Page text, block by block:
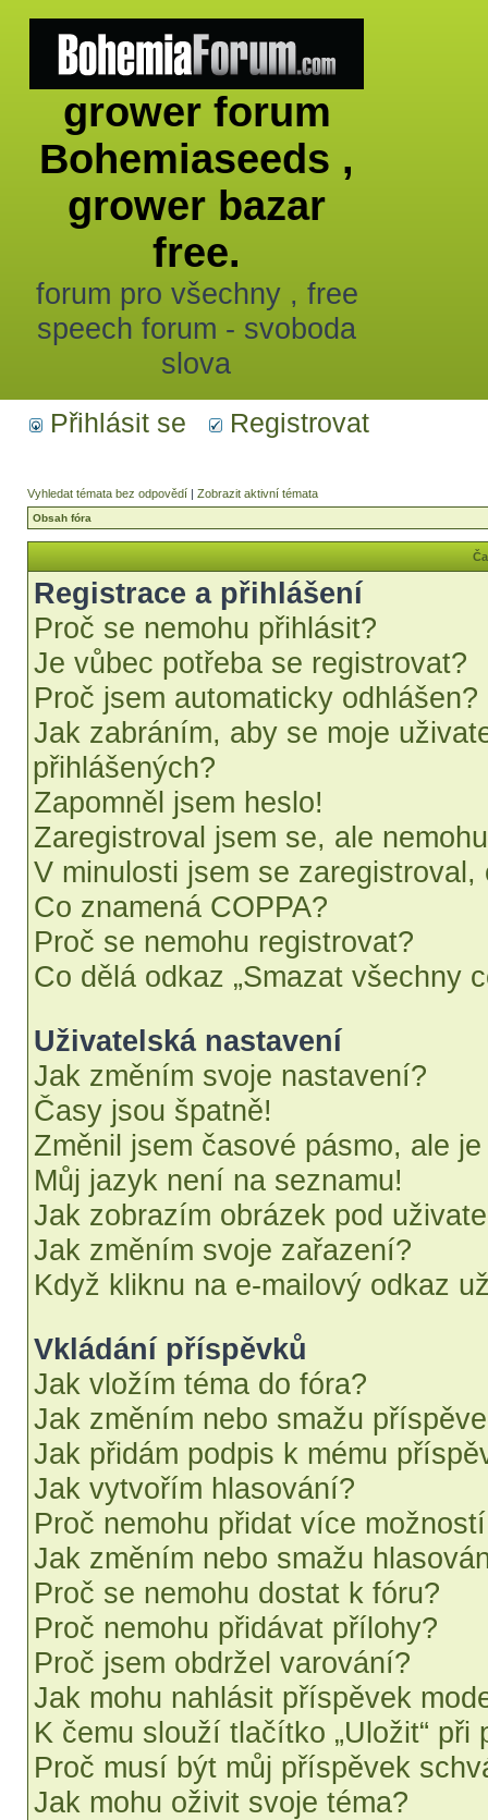
grower forum
Bohemiaseeds ,
grower bazar
free.
forum pro všechny , free
speech forum - svoboda
slova
Přihlásit se Registrovat
Vyhledat témata bez odpovědí | Zobrazit aktivní témata
Obsah fóra
Registrace a přihlášení
Proč se nemohu přihlásit?
Je vůbec potřeba se registrovat?
Proč jsem automaticky odhlášen?
Jak zabráním, aby se moje
přihlášených?
Zapomněl jsem heslo!
Zaregistroval jsem se, ale
V minulosti jsem se
Co znamená COPPA?
Proč se nemohu registrovat?
Co dělá odkaz „Smazat všechny
Uživatelská nastavení
Jak změním svoje nastavení?
Časy jsou špatně!
Změnil jsem časové pásmo, ale
Můj jazyk není na seznamu!
Jak zobrazím obrázek pod
Jak změním svoje zařazení?
Když kliknu na e-mailový odkaz
Vkládání příspěvků
Jak vložím téma do fóra?
Jak změním nebo smažu
Jak přidám podpis k mému
Jak vytvořím hlasování?
Proč nemohu přidat více
Jak změním nebo smažu
Proč se nemohu dostat k fóru?
Proč nemohu přidávat přílohy?
Proč jsem obdržel varování?
Jak mohu nahlásit příspěvek
K čemu slouží tlačítko „Uložit“
Proč musí být můj příspěvek
Jak mohu oživit svoje téma?